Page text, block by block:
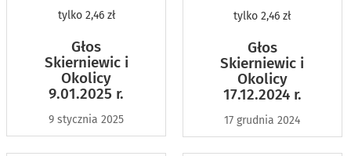
tylko2,46 zł
Głos
Skierniewic i
Okolicy
9.01.2025 r.
9 stycznia 2025
tylko 2,46 zł
Głos
Skierniewic i
Okolicy
17.12.2024 r.
17 grudnia 2024